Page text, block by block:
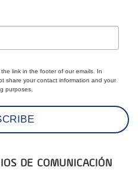
link in the footer of our emails. In
share your contact information and your
purposes.
DE COMUNICACIÓN